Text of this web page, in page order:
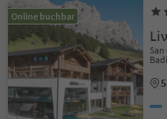
Online buchbar